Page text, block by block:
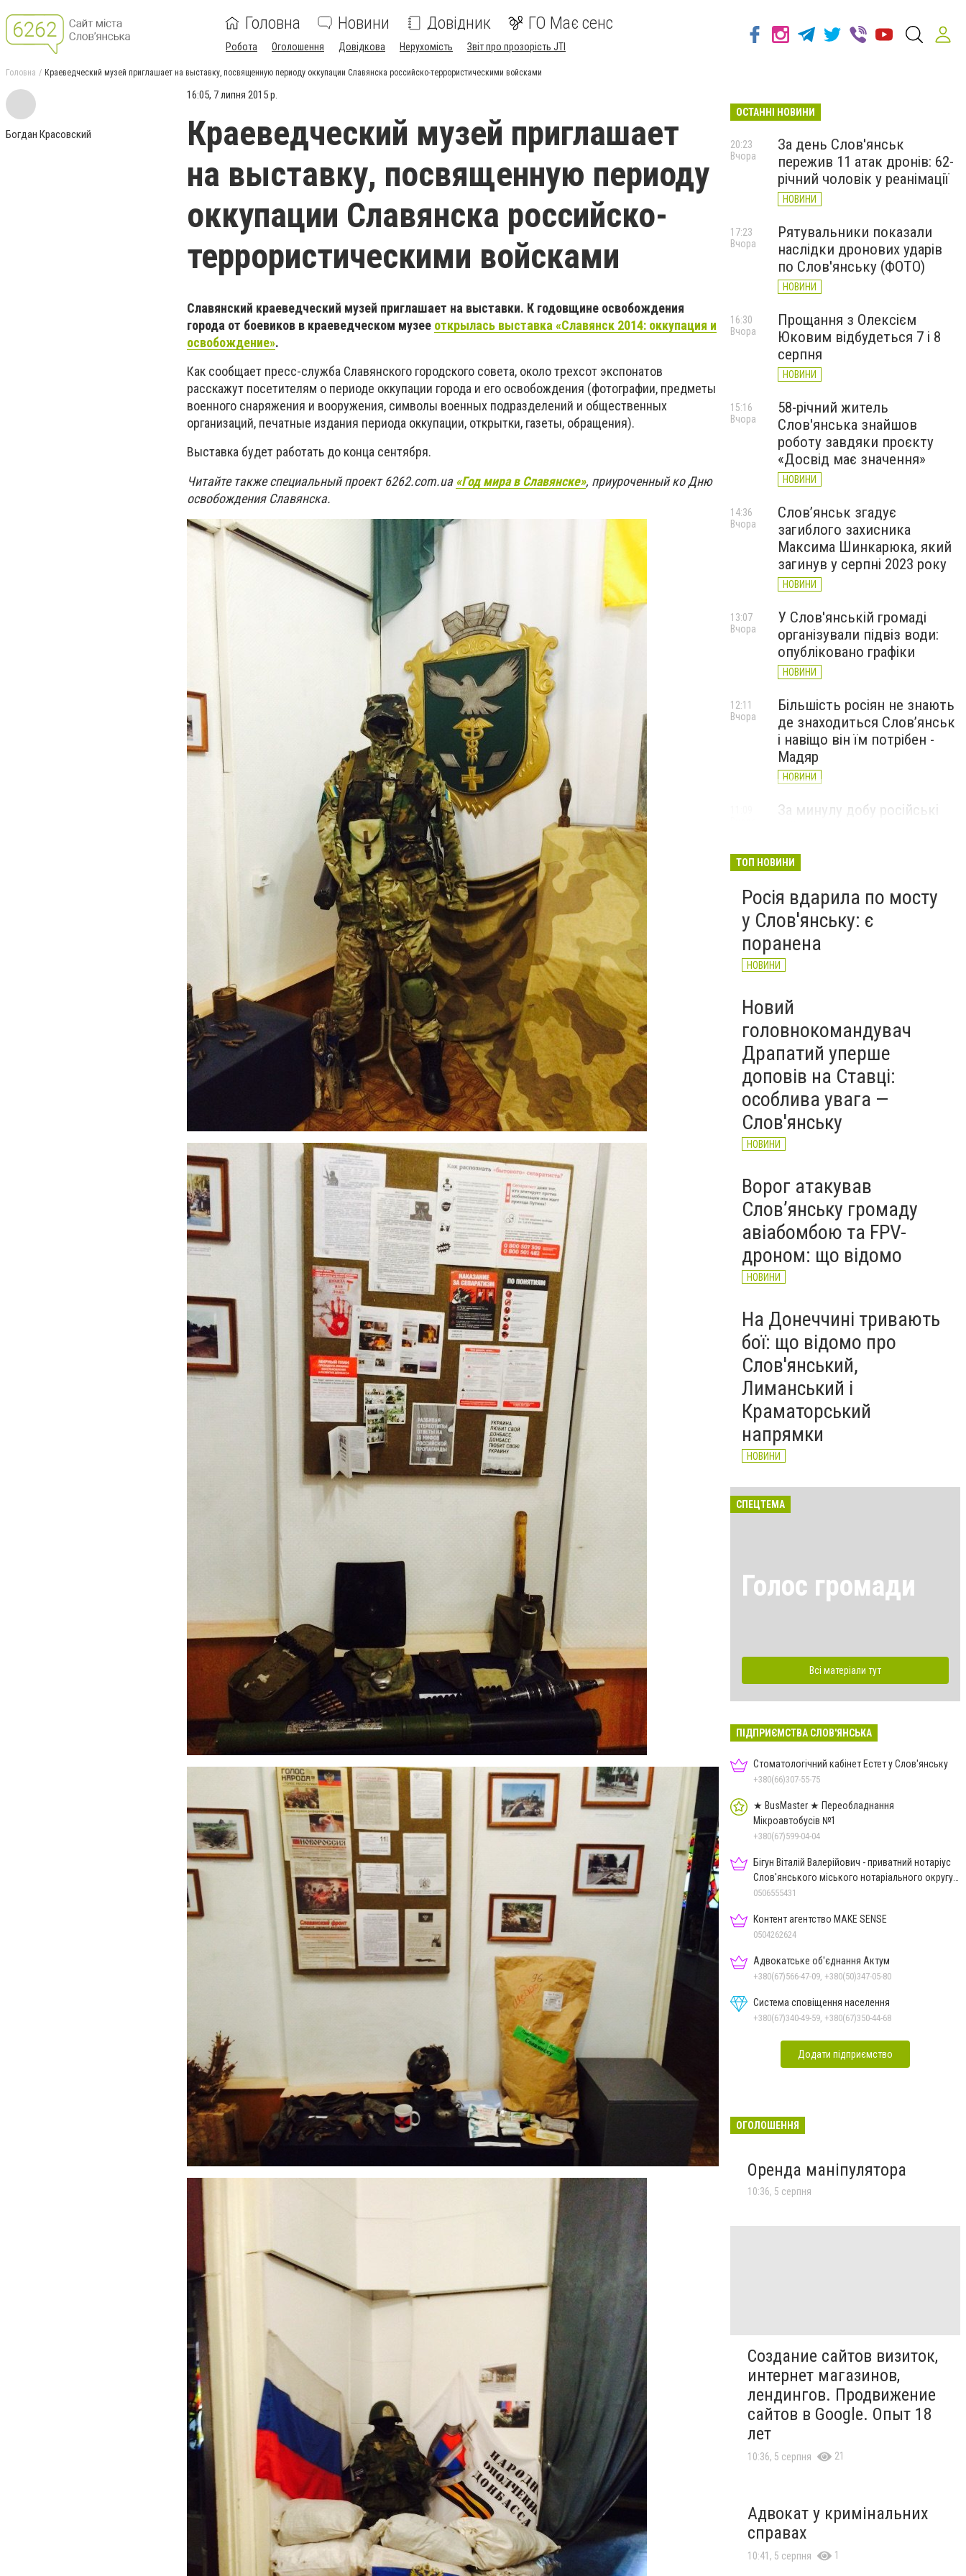
Головна Новини Довідник ГО Має сенс
Робота Оголошення Довідкова Нерухомість Звіт про прозорість JTI
Головна Краеведческий музей приглашает на выставку, посвященную периоду оккупации Славянска российско-террористическими войсками
Богдан Красовский
16:05, 7 липня 2015 р.
Краеведческий музей приглашает
на выставку, посвященную периоду
оккупации Славянска российско-
террористическими войсками
Славянский краеведческий музей приглашает на выставки. К годовщине освобождения
города от боевиков в краеведческом музее открылась выставка «Славянск 2014: оккупация и
освобождение».
Как сообщает пресс-служба Славянского городского совета, около трехсот экспонатов
расскажут посетителям о периоде оккупации города и его освобождения (фотографии, предметы
военного снаряжения и вооружения, символы военных подразделений и общественных
организаций, печатные издания периода оккупации, открытки, газеты, обращения).
Выставка будет работать до конца сентября.
Читайте также специальный проект 6262.com.ua«Год мира в Славянске», приуроченный ко Дню
освобождения Славянска.
ОСТАННІ НОВИНИ
За день Слов'янськ
пережив 11 атак дронів: 62-
річний чоловік у реанімації
НОВИНИ
20:23
Вчора
Рятувальники показали
наслідки дронових ударів
по Слов'янську (ФОТО)
НОВИНИ
17:23
Вчора
Прощання з Олексієм
Юковим відбудеться 7 і 8
серпня
НОВИНИ
16:30
Вчора
58-річний житель
Слов'янська знайшов
роботу завдяки проєкту
«Досвід має значення»
НОВИНИ
15:16
Вчора
Слов’янськ згадує
загиблого захисника
Максима Шинкарюка, який
загинув у серпні 2023 року
НОВИНИ
14:36
Вчора
У Слов'янській громаді
організували підвіз води:
опубліковано графіки
НОВИНИ
13:07
Вчора
Більшість росіян не знають
де знаходиться Слов’янськ
і навіщо він їм потрібен -
Мадяр
НОВИНИ
12:11
Вчора
За минулу добу російські
великої війни: 6 серпня
ТОП НОВИНИ
Росія вдарила по мосту
у Слов'янську: є
поранена
НОВИНИ
Новий
головнокомандувач
Драпатий уперше
доповів на Ставці:
особлива увага —
Слов'янську
НОВИНИ
Ворог атакував
Слов’янську громаду
авіабомбою та FPV-
дроном: що відомо
НОВИНИ
На Донеччині тривають
бої: що відомо про
Слов'янський,
Лиманський і
Краматорський
напрямки
НОВИНИ
СПЕЦТЕМА
Голос громади
Всі матеріали тут
ПІДПРИЄМСТВА СЛОВ'ЯНСЬКА
Стоматологічний кабінет Естет у Слов'янську
+380(66)307-55-75
★ BusMaster ★ Переобладнання
Мікроавтобусів №1
+380(67)599-04-04
Бігун Віталій Валерійович - приватний нотаріус
Слов'янського міського нотаріального округу
Дон.обл.
0506555431
Контент агентство MAKE SENSE
0504262624
Адвокатське об'єднання Актум
+380(67)566-47-09, +380(50)347-05-80
Система сповіщення населення
+380(67)340-49-59, +380(67)350-44-68
Додати підприємство
ОГОЛОШЕННЯ
Оренда маніпулятора
10:36, 5 серпня
Создание сайтов визиток,
интернет магазинов,
лендингов. Продвижение
сайтов в Google. Опыт 18
лет
10:36, 5 серпня 21
Адвокат у кримінальних
справах
10:41, 5 серпня 1